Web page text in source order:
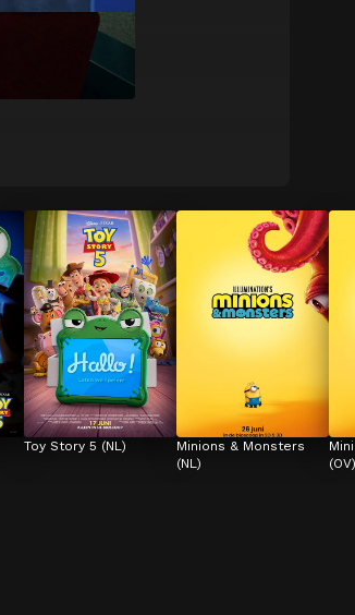
Toy Story 5 (NL)
Minions & Monsters
(NL)
(OV)